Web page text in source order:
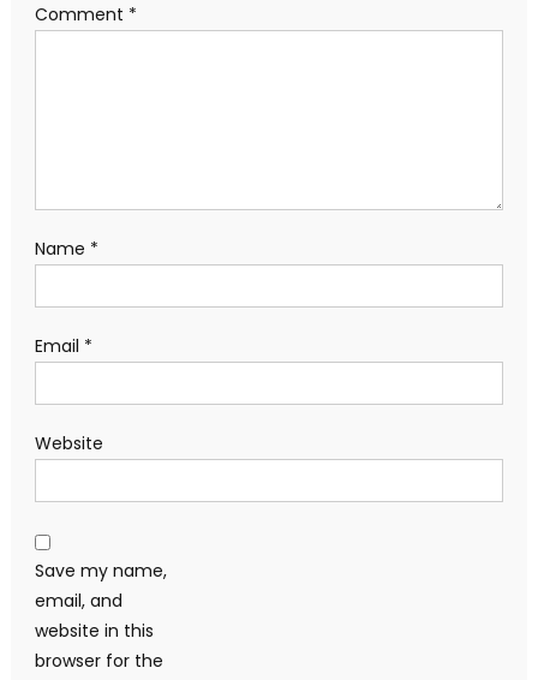
Comment *
Name *
Email *
Website
Save my name,
email, and
website in this
browser for the